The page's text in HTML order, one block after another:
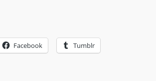
Facebook Tumblr